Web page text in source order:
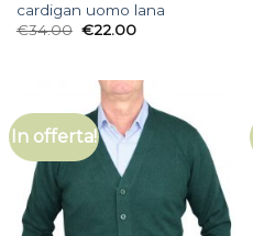
cardigan uomo lana
€34.00 €22.00
In offerta!